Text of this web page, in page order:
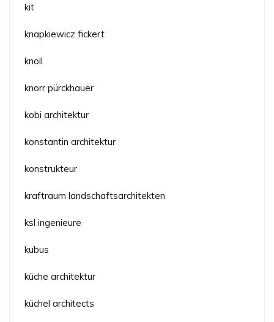
kit
knapkiewicz fickert
knoll
knorr pürckhauer
kobi architektur
konstantin architektur
konstrukteur
kraftraum landschaftsarchitekten
ksl ingenieure
kubus
küche architektur
küchel architects